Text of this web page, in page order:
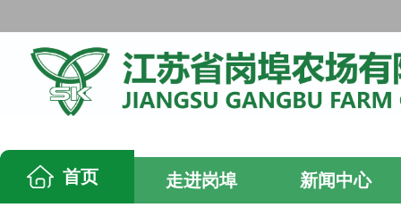
首页 走进岗埠 新闻中心